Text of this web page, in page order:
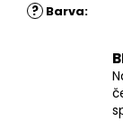
? Barva: